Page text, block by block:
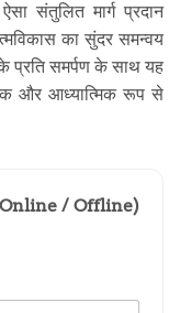
संतुलित मार्ग प्रदान
का सुंदर समन्वय
प्रति समर्पण के साथ यह
और आध्यात्मिक रूप से
/ Offline)